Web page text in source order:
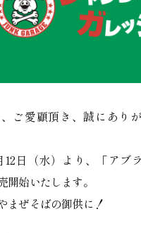
ご愛顧頂き、誠にあり
12日（水）より、「アブ
開始いたします。
まぜそばの御供に！